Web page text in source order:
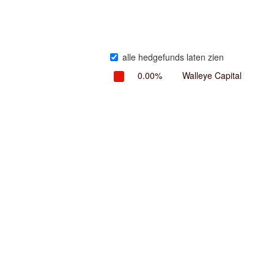
alle hedgefunds laten zien
0.00%
Walleye Capital